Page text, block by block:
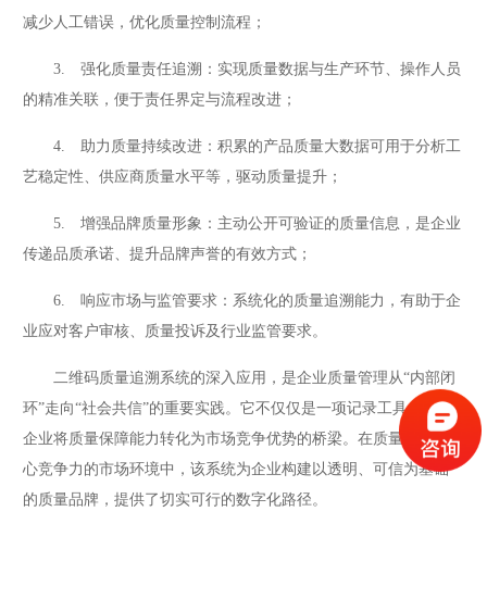
减少人工错误，优化质量控制流程；
3. 强化质量责任追溯：实现质量数据与生产环节、操作人员
的精准关联，便于责任界定与流程改进；
4. 助力质量持续改进：积累的产品质量大数据可用于分析工
艺稳定性、供应商质量水平等，驱动质量提升；
5. 增强品牌质量形象：主动公开可验证的质量信息，是企业
传递品质承诺、提升品牌声誉的有效方式；
6. 响应市场与监管要求：系统化的质量追溯能力，有助于企
业应对客户审核、质量投诉及行业监管要求。
二维码质量追溯系统的深入应用，是企业质量管理从“内部闭
环”走向“社会共信”的重要实践。它不仅仅是一项记录工具，更是
企业将质量保障能力转化为市场竞争优势的桥梁。在质量成为核
心竞争力的市场环境中，该系统为企业构建以透明、可信为基础
的质量品牌，提供了切实可行的数字化路径。